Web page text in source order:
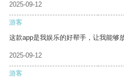
2025-09-12
游客
这款app是我娱乐的好帮手，让我能够
2025-09-12
游客